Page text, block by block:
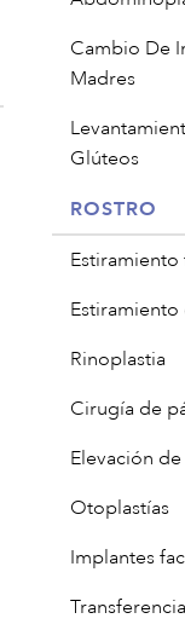
Cambio De
Madres
Glúteos
ROSTRO
Estiramiento
Rinoplastia
Cirugía de
Elevación de
Otoplastías
Implantes